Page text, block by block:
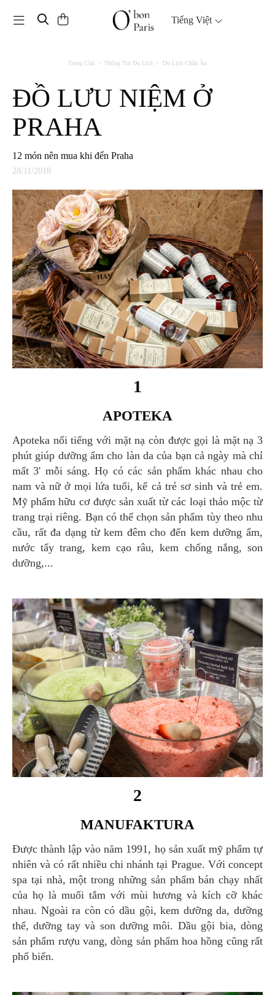
Toggle navigation Tiếng Việt
Trang Chủ Thông Tin Du Lịch Du Lịch Châu Âu
ĐỒ LƯU NIỆM Ở
PRAHA
12 món nên mua khi đến Praha
28/11/2018
1
APOTEKA
Apoteka nổi tiếng với mặt nạ còn được gọi là mặt nạ 3
phút giúp dưỡng ẩm cho làn da của bạn cả ngày mà chỉ
mất 3' mỗi sáng. Họ có các sản phẩm khác nhau cho
nam và nữ ở mọi lứa tuổi, kể cả trẻ sơ sinh và trẻ em.
Mỹ phẩm hữu cơ được sản xuất từ các loại thảo mộc từ
trang trại riêng. Bạn có thể chọn sản phẩm tùy theo nhu
cầu, rất đa dạng từ kem đêm cho đến kem dưỡng ẩm,
nước tẩy trang, kem cạo râu, kem chống nắng, son
dưỡng,...
2
MANUFAKTURA
Được thành lập vào năm 1991, họ sản xuất mỹ phẩm tự
nhiên và có rất nhiều chi nhánh tại Prague. Với concept
spa tại nhà, một trong những sản phẩm bán chạy nhất
của họ là muối tắm với mùi hương và kích cỡ khác
nhau. Ngoài ra còn có dầu gội, kem dưỡng da, dưỡng
thể, dưỡng tay và son dưỡng môi. Dầu gội bia, dòng
sản phẩm rượu vang, dòng sản phẩm hoa hồng cũng rất
phổ biến.